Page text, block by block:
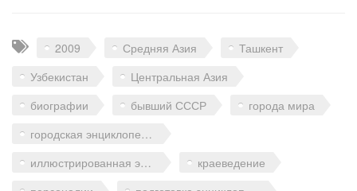
Теги 2009 Средняя Азия
Ташкент
Узбекистан
Центральная Азия
биографии
бывший СССР
города мира
городская энциклопедия
иллюстрированная энциклопедия
краеведение